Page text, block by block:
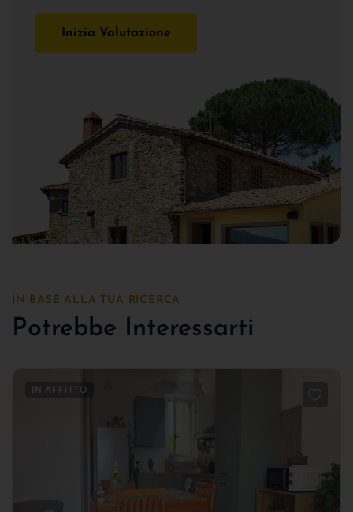
Inizia Valutazione
IN BASE ALLA TUA RICERCA
Potrebbe Interessarti
IN AFFITTO